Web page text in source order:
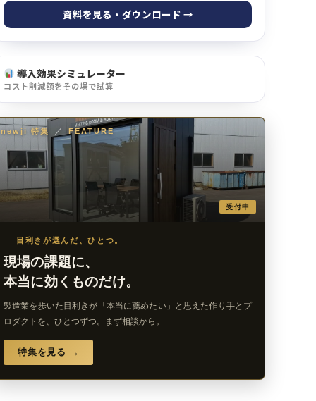
資料を見る・ダウンロード →
導入効果シミュレーター
コスト削減額をその場で試算
newji 特集 ／ FEATURE
受付中
目利きが選んだ、ひとつ。
現場の課題に、
本当に効くものだけ。
製造業を歩いた目利きが「本当に薦めたい」と思えた作り手とプ
ロダクトを、ひとつずつ。まず相談から。
特集を見る →